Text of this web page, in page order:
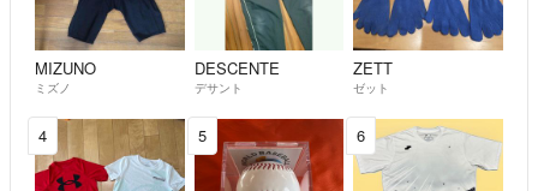
MIZUNO
ミズノ
DESCENTE
デサント
ZETT
ゼット
4 5 6